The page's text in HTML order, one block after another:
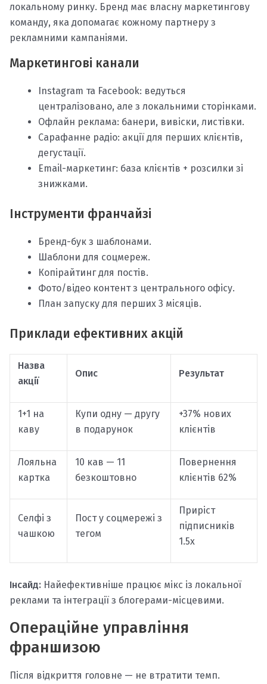
локальному ринку. Бренд має власну маркетингову
команду, яка допомагає кожному партнеру з
рекламними кампаніями.
Маркетингові канали
Instagram та Facebook: ведуться
централізовано, але з локальними сторінками.
Офлайн реклама: банери, вивіски, листівки.
Сарафанне радіо: акції для перших клієнтів,
дегустації.
Email-маркетинг: база клієнтів + розсилки зі
знижками.
Інструменти франчайзі
Бренд-бук з шаблонами.
Шаблони для соцмереж.
Копірайтинг для постів.
Фото/відео контент з центрального офісу.
План запуску для перших 3 місяців.
Приклади ефективних акцій
Назва
акції
Опис Результат
1+1 на
каву
Купи одну — другу
в подарунок
+37% нових
клієнтів
Лояльна
картка
10 кав — 11
безкоштовно
Повернення
клієнтів 62%
Селфі з
чашкою
Пост у соцмережі з
тегом
Приріст
підписників
1.5х
Інсайд: Найефективніше працює мікс із локальної
реклами та інтеграції з блогерами-місцевими.
Операційне управління
франшизою
Після відкриття головне — не втратити темп.